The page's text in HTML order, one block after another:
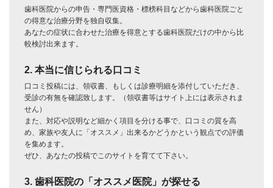
歯科医院からの申告・専門医資格・標榜科目などから歯科医院ごと
の得意な治療分野を独自収集。
あなたの症状に合わせた治療を得意とする歯科医院だけの中から比
較検討出来ます。
2. 本当に信じられる口コミ
口コミ投稿には、領収書、もしくは診療明細を添付していただき、
受診の有無を確認致します。（領収書等はサイト上には表示されま
せん）
また、対応や説明など細かく項目を分ける事で、口コミの質を高
め、家族や友人に「オススメ」出来るかどうかという観点での評価
を集めます。
ぜひ、あなたの投稿でこのサイトを育てて下さい。
3. 歯科医院の「オススメ医院」が探せる